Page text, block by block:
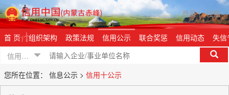
登录| 注册
首 页 组织架构 政策法规 信用公示 联合奖惩 信用动态
失信
信用信息
您所在位置： 信息公示 > 信用十公示